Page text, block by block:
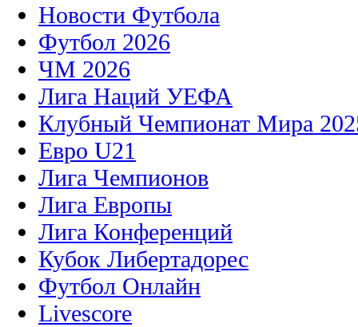
Новости Футбола
Футбол 2026
ЧМ 2026
Лига Наций УЕФА
Клубный Чемпионат Мира
Евро U21
Лига Чемпионов
Лига Европы
Лига Конференций
Кубок Либертадорес
Футбол Онлайн
Livescore